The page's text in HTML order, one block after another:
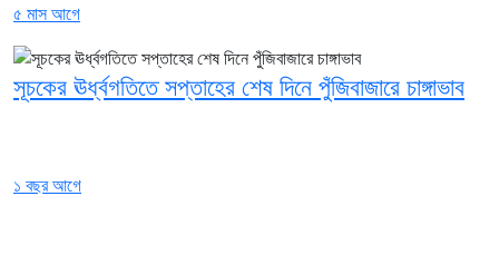
৫ মাস আগে
সূচকের ঊর্ধ্বগতিতে সপ্তাহের শেষ দিনে পুঁজিবাজারে চাঙ্গাভাব
১ বছর আগে